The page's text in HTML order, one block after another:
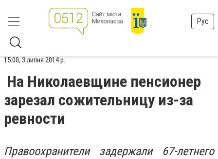
Рус
15:00, 3 липня 2014 р.
На Николаевщине пенсионер
зарезал сожительницу из-за
ревности
Правоохранители задержали 67-летнего